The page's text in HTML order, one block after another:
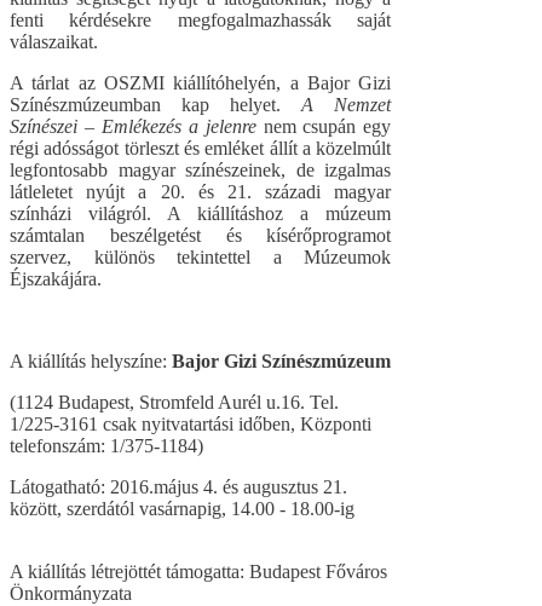
fenti kérdésekre megfogalmazhassák saját
válaszaikat.
A tárlat az OSZMI kiállítóhelyén, a Bajor Gizi
Színészmúzeumban kap helyet.A Nemzet
Színészei – Emlékezés a jelenrenem csupán egy
régi adósságot törleszt és emléket állít a közelmúlt
legfontosabb magyar színészeinek, de izgalmas
látleletet nyújt a 20. és 21. századi magyar
színházi világról. A kiállításhoz a múzeum
számtalan beszélgetést és kísérőprogramot
szervez, különös tekintettel a Múzeumok
Éjszakájára.
A kiállítás helyszíne: Bajor Gizi Színészmúzeum
(1124 Budapest, Stromfeld Aurél u.16. Tel.
1/225-3161 csak nyitvatartási időben, Központi
telefonszám: 1/375-1184)
Látogatható: 2016.május 4. és augusztus 21.
között, szerdától vasárnapig, 14.00 - 18.00-ig
A kiállítás létrejöttét támogatta: Budapest Főváros
Önkormányzata